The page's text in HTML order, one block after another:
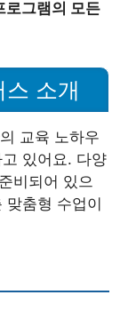
로그램의 모든
소개
교육 노하우
있어요. 다양
비되어 있으
맞춤형 수업이